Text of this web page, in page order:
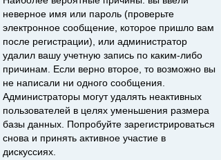
неверное имя или пароль (проверьте
электронное сообщение, которое пришло вам
после регистрации), или администратор
удалил вашу учетную запись по каким-либо
причинам. Если верно второе, то возможно вы
не написали ни одного сообщения.
Администраторы могут удалять неактивных
пользователей в целях уменьшения размера
базы данных. Попробуйте зарегистрироваться
снова и принять активное участие в
дискуссиях.